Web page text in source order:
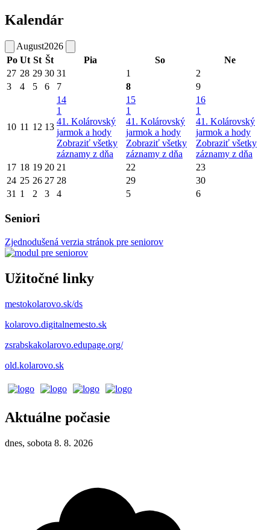
Kalendár
August2026
Po Ut St Št Pia So
Ne
27 28 29 30 31 1
2
3
4 5 6 7 8 9
10 11 12 13
14
1
41. Kolárovský
jarmok a hody
Zobraziť všetky
záznamy z dňa
15
1
41. Kolárovský
jarmok a hody
Zobraziť všetky
záznamy z dňa
16
1
41. Kolárovský
jarmok a hody
Zobraziť všetky
záznamy z dňa
17 18 19 20 21 22
23
24 25 26 27 28 29
30
31 1 2 3 4 5 6
Seniori
Zjednodušená verzia stránok pre seniorov
Užitočné linky
mestokolarovo.sk/ds
kolarovo.digitalnemesto.sk
zsrabskakolarovo.edupage.org/
old.kolarovo.sk
Aktuálne počasie
dnes, sobota 8. 8. 2026